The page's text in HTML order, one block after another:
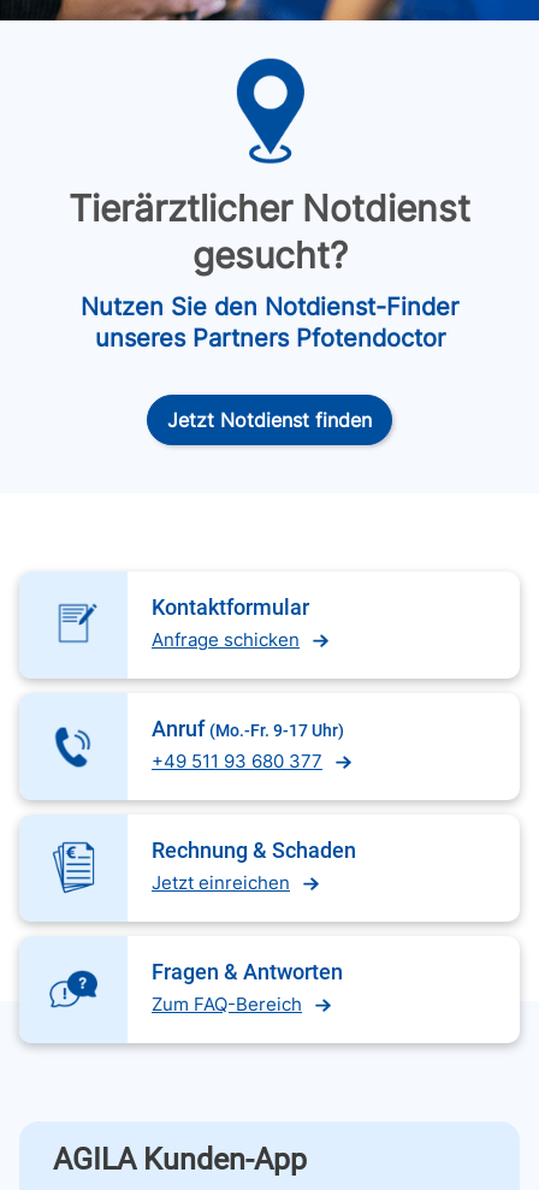
Tierärztlicher Notdienst
gesucht?
Nutzen Sie den Notdienst-Finder
unseres Partners Pfotendoctor
Jetzt Notdienst finden
Kontaktformular
Anfrage schicken
Anruf (Mo.-Fr. 9-17 Uhr)
+49 511 93 680 377
Rechnung & Schaden
Jetzt einreichen
Fragen & Antworten
Zum FAQ-Bereich
AGILA Kunden-App